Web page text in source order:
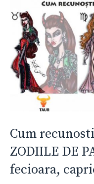
Cum
ZODIILE DE
fecioara,